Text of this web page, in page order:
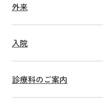
外来
入院
診療科のご案内